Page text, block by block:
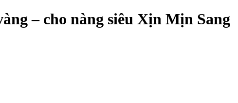
– cho nàng siêu Xịn Mịn Sang